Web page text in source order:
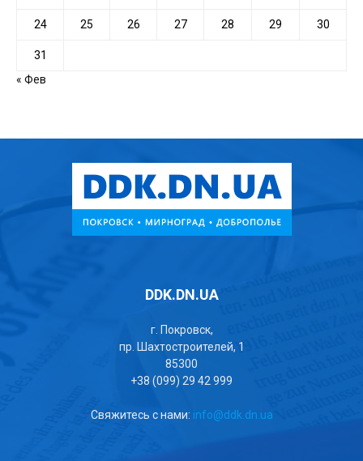
24 25 26 27 28 29 30
31
« Фев
DDK.DN.UA
г. Покровск,
пр. Шахтостроителей, 1
85300
+38 (099) 29 42 999
Свяжитесь с нами: info@ddk.dn.ua